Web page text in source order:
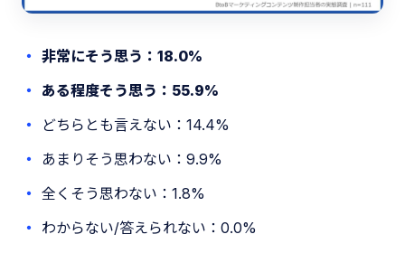
非常にそう思う：18.0%
ある程度そう思う：55.9%
どちらとも言えない：14.4%
あまりそう思わない：9.9%
全くそう思わない：1.8%
わからない/答えられない：0.0%